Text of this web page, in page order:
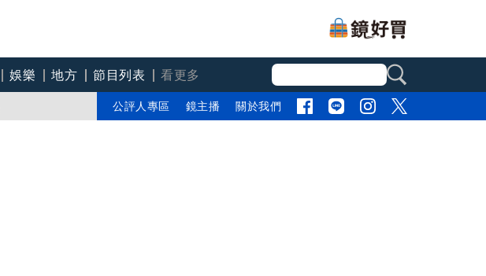
娛樂 地方 節目列表
看更多
公評人專區 鏡主播 關於我們